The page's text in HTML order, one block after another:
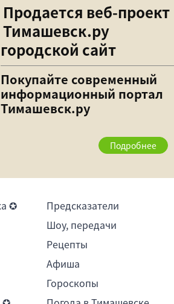
Продается веб-проект
Тимашевск.ру
городской сайт
Покупайте современный
информационный портал
Тимашевск.ру
Подробнее
✪
Предсказатели
Шоу, передачи
Рецепты
Афиша
Гороскопы